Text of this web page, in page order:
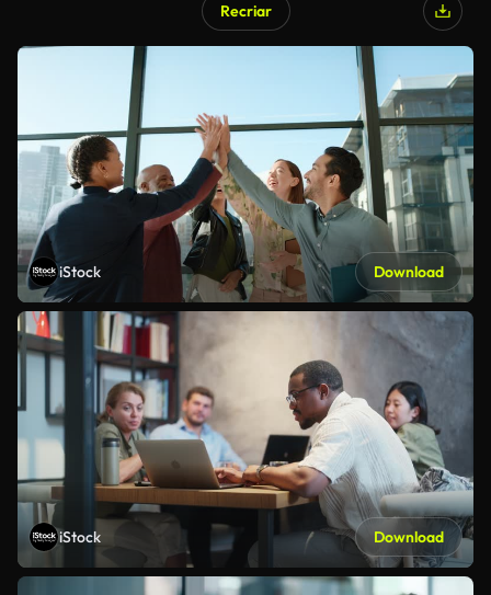
Recriar
iStock Download
iStock Download